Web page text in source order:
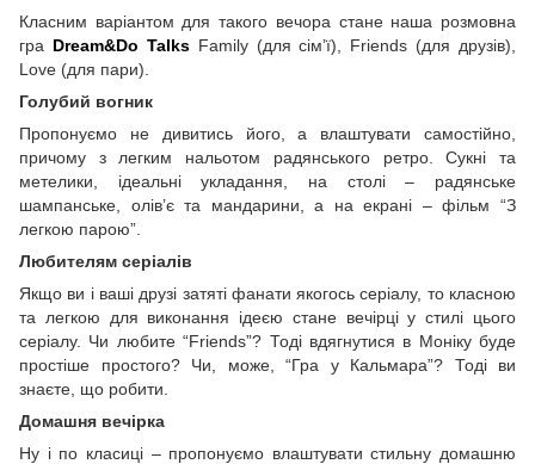
Класним варіантом для такого вечора стане наша розмовна
гра Dream&Do TalksFamily (для сім’ї), Friends (для друзів),
Love (для пари).
Голубий вогник
Пропонуємо не дивитись його, а влаштувати самостійно,
причому з легким нальотом радянського ретро. Сукні та
метелики, ідеальні укладання, на столі – радянське
шампанське, олів’є та мандарини, а на екрані – фільм “З
легкою парою”.
Любителям серіалів
Якщо ви і ваші друзі затяті фанати якогось серіалу, то класною
та легкою для виконання ідеєю стане вечірці у стилі цього
серіалу. Чи любите “Friends”? Тоді вдягнутися в Моніку буде
простіше простого? Чи, може, “Гра у Кальмара”? Тоді ви
знаєте, що робити.
Домашня вечірка
Ну і по класиці – пропонуємо влаштувати стильну домашню